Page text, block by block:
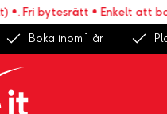
bytesrätt • Enkelt att boka >>
Boka inom 1 år